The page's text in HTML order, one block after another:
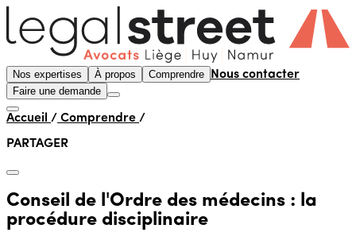
Nos expertises À propos Comprendre Nous contacter
Faire une demande
Accueil / Comprendre /
PARTAGER
Conseil de l'Ordre des médecins : la
procédure disciplinaire